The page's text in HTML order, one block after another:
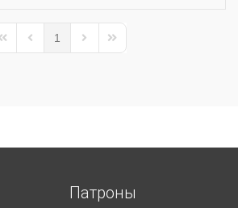
First PagePrevious Page
1
Next PageLast Page
Патроны